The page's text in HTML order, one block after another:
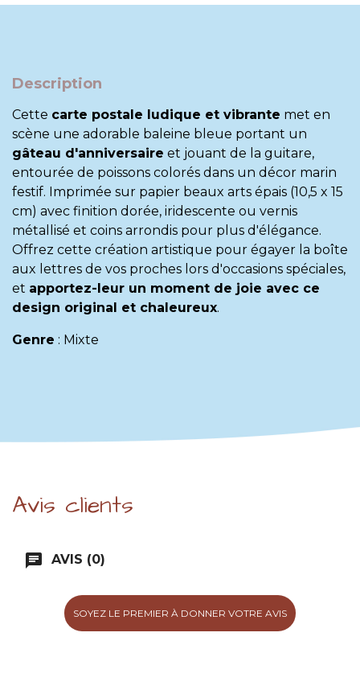
Description
Cette carte postale ludique et vibrante met en
scène une adorable baleine bleue portant un
gâteau d'anniversaire et jouant de la guitare,
entourée de poissons colorés dans un décor marin
festif. Imprimée sur papier beaux arts épais (10,5 x 15
cm) avec finition dorée, iridescente ou vernis
métallisé et coins arrondis pour plus d'élégance.
Offrez cette création artistique pour égayer la boîte
aux lettres de vos proches lors d'occasions spéciales,
et apportez-leur un moment de joie avec ce
design original et chaleureux.
Genre : Mixte
Avis clients
chat AVIS (0)
SOYEZ LE PREMIER À DONNER VOTRE AVIS